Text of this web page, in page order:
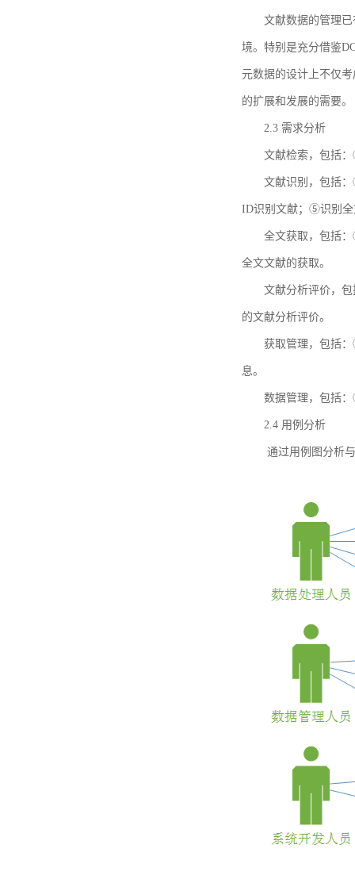
文献数据的管理
境。特别是充分借鉴
元数据的设计上不仅
的扩展和发展的需要。
2.3 需求分析
文献检索，包括
文献识别，包括
ID识别文献；⑤识别全
全文获取，包括
全文文献的获取。
文献分析评价，
的文献分析评价。
获取管理，包括
息。
数据管理，包括
2.4 用例分析
通过用例图分析